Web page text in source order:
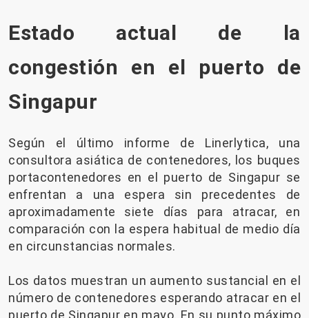
Estado actual de la
congestión en el puerto de
Singapur
Según el último informe de Linerlytica, una
consultora asiática de contenedores, los buques
portacontenedores en el puerto de Singapur se
enfrentan a una espera sin precedentes de
aproximadamente siete días para atracar, en
comparación con la espera habitual de medio día
en circunstancias normales.
Los datos muestran un aumento sustancial en el
número de contenedores esperando atracar en el